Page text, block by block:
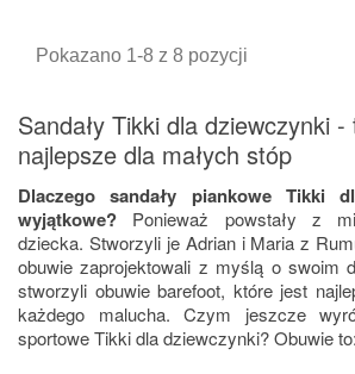
Pokazano 1-8 z 8 pozycji
Sandały Tikki dla dziewczynki
najlepsze dla małych stóp
Dlaczego sandały piankowe Tikki
wyjątkowe? Ponieważ powstały z
dziecka. Stworzyli je Adrian i Maria z
obuwie zaprojektowali z myślą o swoim
stworzyli obuwie barefoot, które jest
każdego malucha. Czym jeszcze
sportowe Tikki dla dziewczynki? Obuwie to: